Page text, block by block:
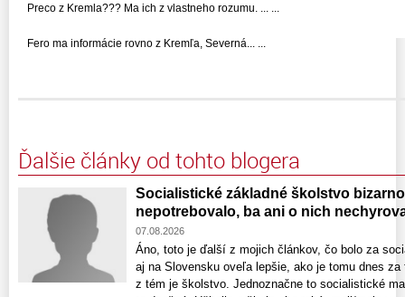
Preco z Kremla??? Ma ich z vlastneho rozumu. ... ...
Fero ma informácie rovno z Kremľa, Severná... ...
Ďalšie články od tohto blogera
Socialistické základné školstvo
nepotrebovalo, ba ani o nich
07.08.2026
Áno, toto je ďalší z mojich článkov, čo bolo za
aj na Slovensku oveľa lepšie, ako je tomu dnes
z tém je školstvo. Jednoznačne to socialistické